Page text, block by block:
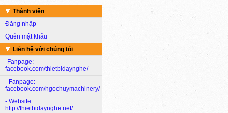
Thành viên
Đăng nhập
Quên mật khẩu
Liên hệ với chúng tôi
-Fanpage:
facebook.com/thietbidaynghe/
- Fanpage:
facebook.com/ngochuymachinery/
- Website:
http://thietbidaynghe.net/